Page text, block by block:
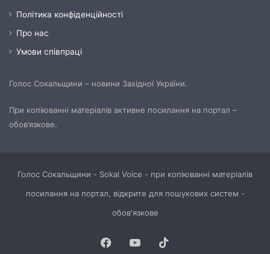
Політика конфіденційності
Про нас
Умови співпраці
Голос Сокальщини – новини Західної України.
При копіюванні матеріалів активне посилання на портал –
обов’язкове.
Голос Сокальщини - Sokal Voice - при копіюванні матеріалів
посилання на портал, відкрите для пошукових систем -
обов'язкове
Facebook
YouTube